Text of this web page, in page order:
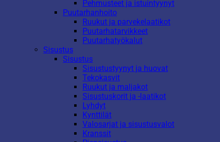
Pehmusteet ja istuintyynyt
Puutarhanhoito
Ruukut ja parvekelaatikot
Puutarhatarvikkeet
Puutarhatyökalut
Sisustus
Sisustus
Sisustustyynyt ja huovat
Tekokasvit
Ruukut ja maljakot
Sisustuskorit ja -laatikot
Lyhdyt
Kynttilät
Valosarjat ja sisustusvalot
Kranssit